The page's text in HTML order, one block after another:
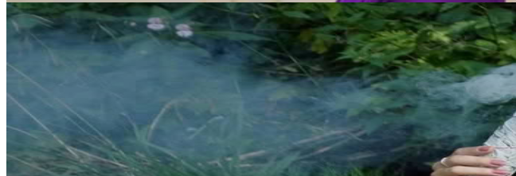
Workshop esperienziale | Vienna: Medicina dell’utero Maya
Un incontro dedicato al benessere femminile, ispirato all’antica saggezza Maya, per vivere una
Su richiesta
12 settembre 2026 11:00